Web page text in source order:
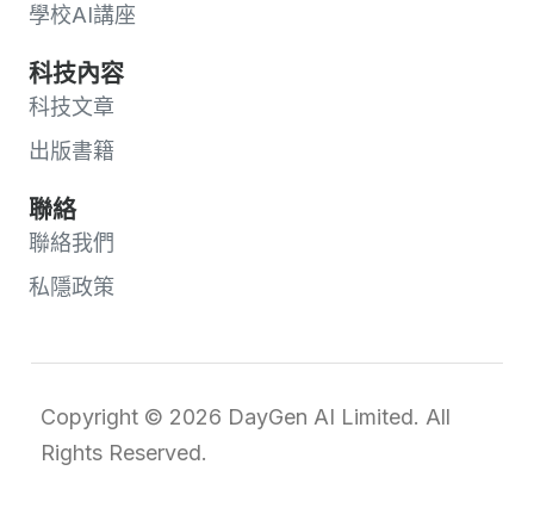
學校AI講座
科技內容
科技文章
出版書籍
聯絡
聯絡我們
私隱政策
Copyright © 2026 DayGen AI Limited. All
Rights Reserved.